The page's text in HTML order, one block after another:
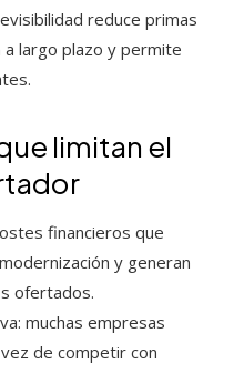
reduce primas
largo plazo y permite
limitan el
financieros que
y generan
ofertados.
muchas empresas
de competir con